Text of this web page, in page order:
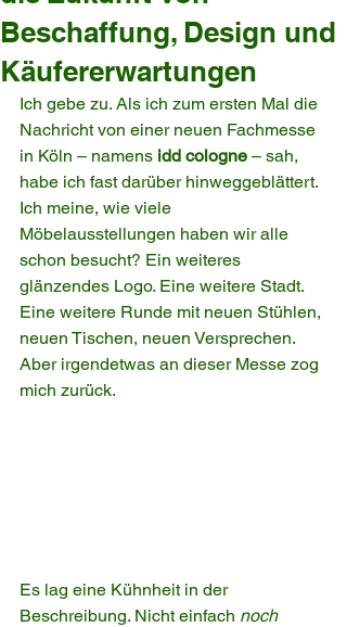
Beschaffung, Design und
Käufererwartungen
Ich gebe zu. Als ich zum ersten Mal die
Nachricht von einer neuen Fachmesse
in Köln – namens idd cologne – sah,
habe ich fast darüber hinweggeblättert.
Ich meine, wie viele
Möbelausstellungen haben wir alle
schon besucht? Ein weiteres
glänzendes Logo. Eine weitere Stadt.
Eine weitere Runde mit neuen Stühlen,
neuen Tischen, neuen Versprechen.
Aber irgendetwas an dieser Messe zog
mich zurück.
Es lag eine Kühnheit in der
Beschreibung. Nicht einfach noch